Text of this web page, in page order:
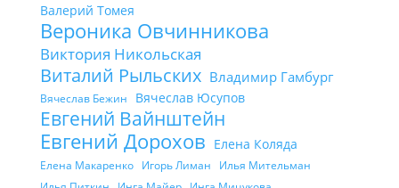
Валерий Томея
Вероника Овчинникова
Виктория Никольская
Виталий Рыльских Владимир Гамбург
Вячеслав Бежин Вячеслав Юсупов
Евгений Вайнштейн
Евгений Дорохов Елена Коляда
Елена Макаренко Игорь Лиман
Илья Мительман